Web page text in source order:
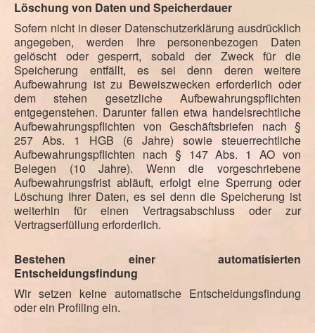
Löschung von Daten und Speicherdauer
Sofern nicht in dieser Datenschutzerklärung ausdrücklich
angegeben, werden Ihre personenbezogen Daten
gelöscht oder gesperrt, sobald der Zweck für die
Speicherung entfällt, es sei denn deren weitere
Aufbewahrung ist zu Beweiszwecken erforderlich oder
dem stehen gesetzliche Aufbewahrungspflichten
entgegenstehen. Darunter fallen etwa handelsrechtliche
Aufbewahrungspflichten von Geschäftsbriefen nach §
257 Abs. 1 HGB (6 Jahre) sowie steuerrechtliche
Aufbewahrungspflichten nach § 147 Abs. 1 AO von
Belegen (10 Jahre). Wenn die vorgeschriebene
Aufbewahrungsfrist abläuft, erfolgt eine Sperrung oder
Löschung Ihrer Daten, es sei denn die Speicherung ist
weiterhin für einen Vertragsabschluss oder zur
Vertragserfüllung erforderlich.
Bestehen einer automatisierten
Entscheidungsfindung
Wir setzen keine automatische Entscheidungsfindung
oder ein Profiling ein.